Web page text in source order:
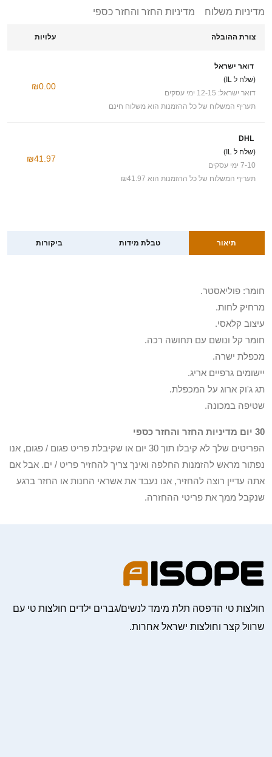
מדיניות משלוח מדיניות החזר והחזר כספי
צורת ההובלה עלויות
דואר ישראל
(שלח ל IL)
דואר ישראל: 12-15 ימי עסקים
תעריף המשלוח של כל ההזמנות הוא משלוח חינם
₪0.00
DHL
(שלח ל IL)
7-10 ימי עסקים
תעריף המשלוח של כל ההזמנות הוא ₪41.97
₪41.97
תיאור טבלת מידות ביקורות
חומר: פוליאסטר.
מרחיק לחות.
עיצוב קלאסי.
חומר קל ונושם עם תחושה רכה.
מכפלת ישרה.
יישומים גרפיים אריג.
תג ג'וק ארוג על המכפלת.
שטיפה במכונה.
30 יום מדיניות החזר והחזר כספי
הפריטים שלך לא קיבלו תוך 30 יום או שקיבלת פריט פגום / פגום, אנו
נפתור מראש להזמנות החלפה ואינך צריך להחזיר פריט / ים. אבל אם
אתה עדיין רוצה להחזיר, אנו נעבד את אשראי החנות או החזר ברגע
שנקבל ממך את פריטי ההחזרה.
חולצות טי הדפסה תלת מימד לנשים/גברים ילדים חולצות טי עם
שרוול קצר וחולצות ישראל אחרות.